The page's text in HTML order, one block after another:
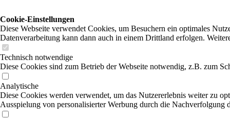
Cookie-Einstellungen
Diese Webseite verwendet Cookies, um Besuchern ein optimales
Datenverarbeitung kann dann auch in einem Drittland erfolgen.
Technisch notwendige
Diese Cookies sind zum Betrieb der Webseite notwendig, z.B. zum
Analytische
Diese Cookies werden verwendet, um das Nutzererlebnis weiter zu
Ausspielung von personalisierter Werbung durch die Nachverfolgung